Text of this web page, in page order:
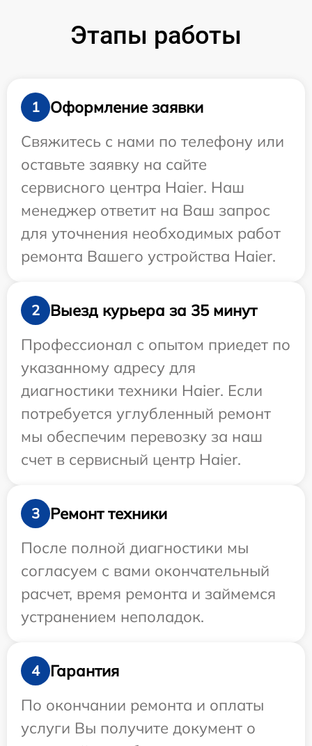
Этапы работы
1
Оформление заявки
Свяжитесь с нами по телефону или
оставьте заявку на сайте
сервисного центра Haier. Наш
менеджер ответит на Ваш запрос
для уточнения необходимых работ
ремонта Вашего устройства Haier.
2
Выезд курьера за 35 минут
Профессионал с опытом приедет по
указанному адресу для
диагностики техники Haier. Если
потребуется углубленный ремонт
мы обеспечим перевозку за наш
счет в сервисный центр Haier.
3
Ремонт техники
После полной диагностики мы
согласуем с вами окончательный
расчет, время ремонта и займемся
устранением неполадок.
4
Гарантия
По окончании ремонта и оплаты
услуги Вы получите документ о